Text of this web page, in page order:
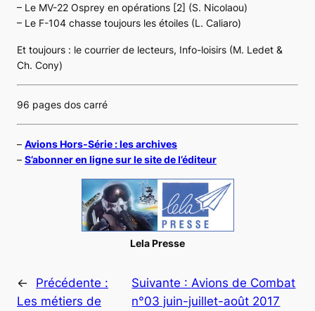
– Le MV-22 Osprey en opérations [2] (S. Nicolaou)
– Le F-104 chasse toujours les étoiles (L. Caliaro)
Et toujours : le courrier de lecteurs, Info-loisirs (M. Ledet &
Ch. Cony)
96 pages dos carré
– Avions Hors-Série : les archives
– S’abonner en ligne sur le site de l’éditeur
Lela Presse
←
Précédente :
Les métiers de
Suivante : Avions de Combat
n°03 juin-juillet-août 2017